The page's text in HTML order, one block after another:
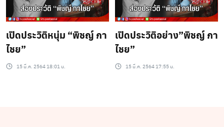
เปิดประวิติหนุ่ม “พิชญ์ กา
ไชย”
15 มี.ค. 2564 18:01 น.
เปิดประวิติอย่าง”พิชญ์ กา
ไชย”
15 มี.ค. 2564 17:55 น.